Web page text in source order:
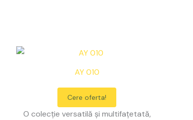
AY 010
Cere oferta!
O colecție versatilă și multifațetată,